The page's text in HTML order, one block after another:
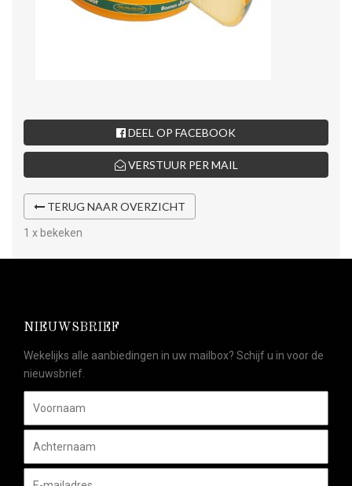
DEEL OP FACEBOOK
VERSTUUR PER MAIL
TERUG NAAR OVERZICHT
1 x bekeken
NIEUWSBRIEF
Wekelijks alle aanbiedingen in uw mailbox? Schijf u in voor de
nieuwsbrief.